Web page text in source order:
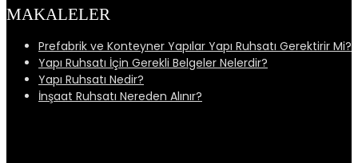
MAKALELER
Prefabrik ve Konteyner Yapılar Yapı Ruhsatı Gerektirir Mi?
Yapı Ruhsatı İçin Gerekli Belgeler Nelerdir?
Yapı Ruhsatı Nedir?
İnşaat Ruhsatı Nereden Alınır?